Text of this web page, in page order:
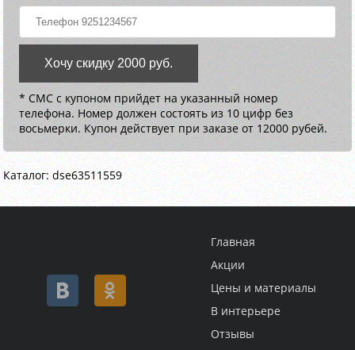
Хочу скидку 2000 руб.
* СМС с купоном прийдет на указанный номер
телефона. Номер должен состоять из 10 цифр без
восьмерки. Купон действует при заказе от 12000 рубей.
Каталог: dse63511559
Главная
Акции
Цены и материалы
В интерьере
Отзывы